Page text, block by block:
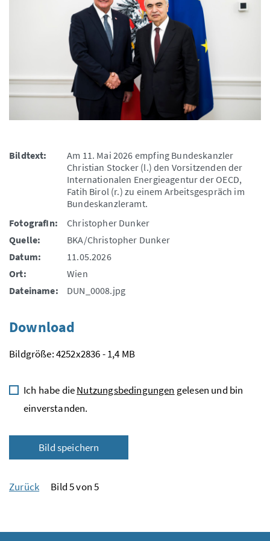
Bildtext:
Am 11. Mai 2026 empfing Bundeskanzler
Christian Stocker (l.) den Vorsitzenden der
Internationalen Energieagentur der OECD,
Fatih Birol (r.) zu einem Arbeitsgespräch im
Bundeskanzleramt.
FotografIn:
Christopher Dunker
Quelle:
BKA/Christopher Dunker
Datum:
11.05.2026
Ort:
Wien
Dateiname:
DUN_0008.jpg
Download
Bildgröße: 4252x2836 - 1,4 MB
Ich habe dieNutzungsbedingungen gelesen und bin
einverstanden.
Bild speichern
Zurück Bild 5 von 5